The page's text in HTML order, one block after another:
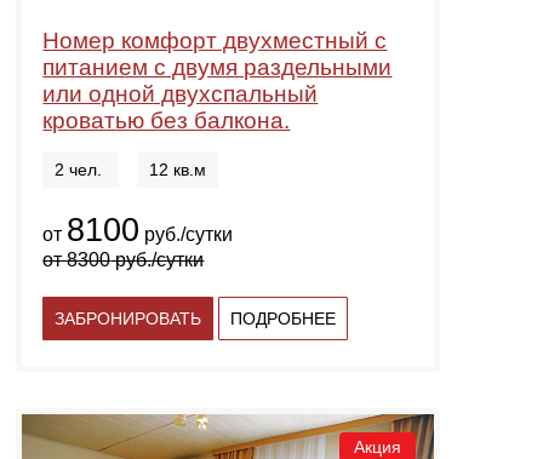
Номер комфорт двухместный с
питанием с двумя раздельными
или одной двухспальный
кроватью без балкона.
2 чел. 12 кв.м
от 8100 руб./сутки
от8300руб./сутки
ЗАБРОНИРОВАТЬ ПОДРОБНЕЕ
Акция